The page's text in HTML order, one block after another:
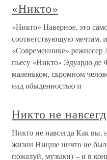
«Никто»
«Никто» Наверное, это
соответствующую мечтам,
«Современнике»
пьесу «Никто» Эдуардо де
маленьком, скромном
над обыденностью и
Никто не
Никто не навсегда Как вы,
жизни Ницше ничто не
пожалуй, музыки) – и в